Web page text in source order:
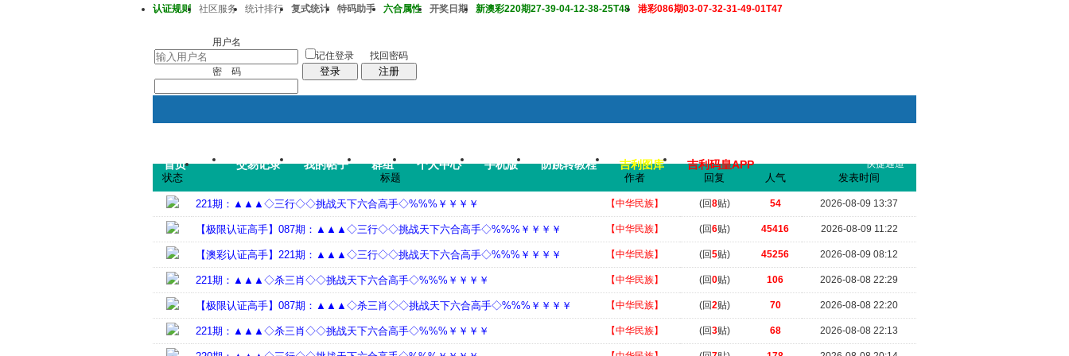
认证规则 社区服务 统计排行 复式统计 特码助手 六合属性 开奖日期 新澳彩220期27-39-04-12-38-25T48
港彩086期03-07-32-31-49-01T47
用户名
密 码
记住登录
登录
找回密码
注册
快捷通道
首页 交易记录 我的帖子 群组 个人中心 手机版 防跳转教程 吉利图库 吉利码皇APP
帖子
搜索
码皇总管
说：2026年7月底即将 开启特邀高手2肖中特大赛，重奖一万 .. （2026-07-10 20:23）
状态 标题 作者 回复 人气 发表时间
221期：▲▲▲◇三行◇◇挑战天下六合高手◇%%%￥￥￥￥ 【中华民族】 (回8贴) 54 2026-08-09 13:37
【极限认证高手】087期：▲▲▲◇三行◇◇挑战天下六合高手◇%%%￥￥￥￥ 【中华民族】 (回6贴) 45416 2026-08-09 11:22
【澳彩认证高手】221期：▲▲▲◇三行◇◇挑战天下六合高手◇%%%￥￥￥￥ 【中华民族】 (回5贴) 45256 2026-08-09 08:12
221期：▲▲▲◇杀三肖◇◇挑战天下六合高手◇%%%￥￥￥￥ 【中华民族】 (回0贴) 106 2026-08-08 22:29
【极限认证高手】087期：▲▲▲◇杀三肖◇◇挑战天下六合高手◇%%%￥￥￥￥ 【中华民族】 (回2贴) 70 2026-08-08 22:20
221期：▲▲▲◇杀三肖◇◇挑战天下六合高手◇%%%￥￥￥￥ 【中华民族】 (回3贴) 68 2026-08-08 22:13